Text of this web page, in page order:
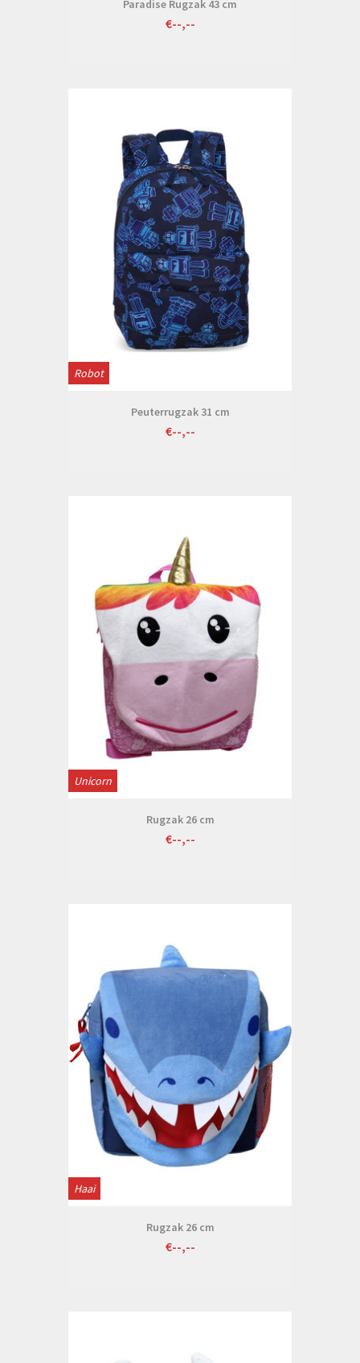
Paradise Rugzak 43 cm
€--,--
Robot
Peuterrugzak 31 cm
€--,--
Unicorn
Rugzak 26 cm
€--,--
Haai
Rugzak 26 cm
€--,--